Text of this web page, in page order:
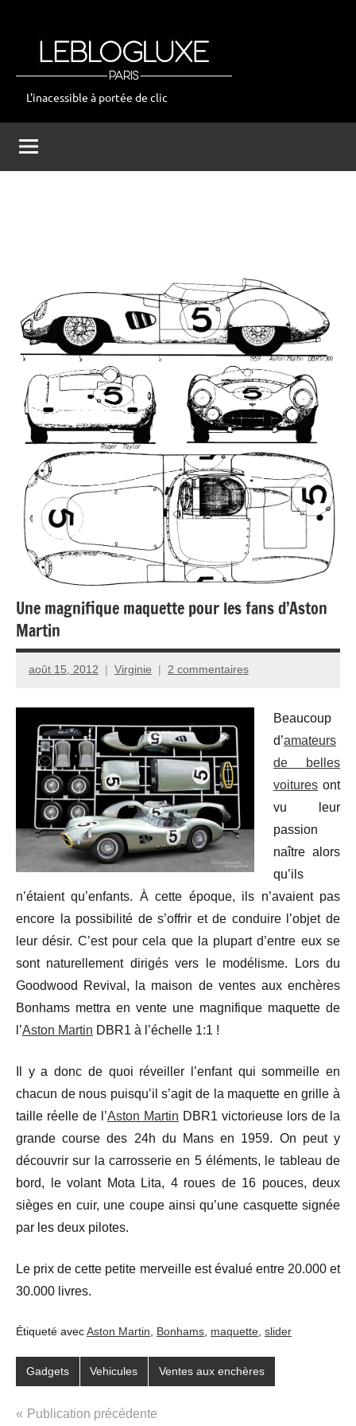
leblogluxe
L'inacessible à portée de clic
Une magnifique maquette pour les fans d’Aston
Martin
août 15, 2012 Virginie 2 commentaires
Beaucoup
d’amateurs
de belles
voitures ont
vu leur
passion
naître alors
qu’ils
n’étaient qu’enfants. À cette époque, ils n’avaient pas
encore la possibilité de s’offrir et de conduire l’objet de
leur désir. C’est pour cela que la plupart d’entre eux se
sont naturellement dirigés vers le modélisme. Lors du
Goodwood Revival, la maison de ventes aux enchères
Bonhams mettra en vente une magnifique maquette de
l’Aston Martin DBR1 à l’échelle 1:1 !
Il y a donc de quoi réveiller l’enfant qui sommeille en
chacun de nous puisqu’il s’agit de la maquette en grille à
taille réelle de l’Aston Martin DBR1 victorieuse lors de la
grande course des 24h du Mans en 1959. On peut y
découvrir sur la carrosserie en 5 éléments, le tableau de
bord, le volant Mota Lita, 4 roues de 16 pouces, deux
sièges en cuir, une coupe ainsi qu’une casquette signée
par les deux pilotes.
Le prix de cette petite merveille est évalué entre 20.000 et
30.000 livres.
Étiqueté avecAston Martin Bonhams maquette slider
Gadgets Vehicules Ventes aux enchères
Navigation
Publication précédente